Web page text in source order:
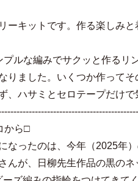
ーキットです。作る楽しみ
ルな編みでサクッと作るリ
りました。いくつか作って
、ハサミとセロテープだけ
から□
なったのは、今年（2025年
んが、日柳先生作品の黒の